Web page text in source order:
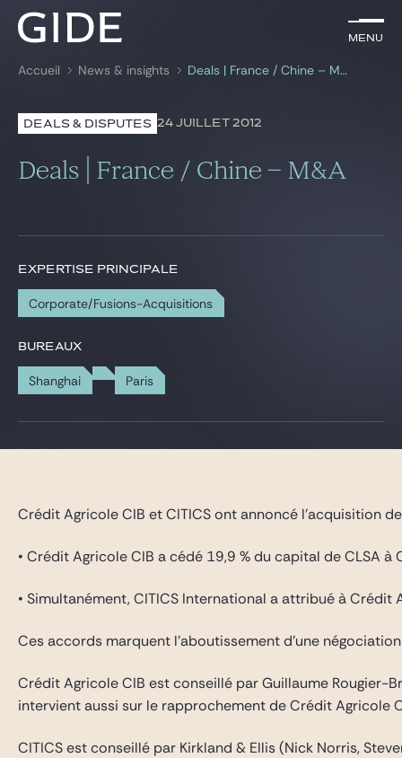
Menu
Rechercher par mots-clés
Menu
Avocats
Global
News & insights
Notre cabinet
Carrière
Accueil News & insights Deals | France / Chine – M&A
DEALS & DISPUTES 24 JUILLET 2012
Deals | France / Chine – M&A
EXPERTISE PRINCIPALE
Corporate/Fusions-Acquisitions
BUREAUX
Shanghai Paris
Crédit Agricole CIB et CITICS ont annoncé l’acquisition
• Crédit Agricole CIB a cédé 19,9 % du capital de CLSA
• Simultanément, CITICS International a attribué à
Ces accords marquent l’aboutissement d’une
Crédit Agricole CIB est conseillé par Guillaume Rougier-
intervient aussi sur le rapprochement de Crédit Agricole
CITICS est conseillé par Kirkland & Ellis (Nick Norris,